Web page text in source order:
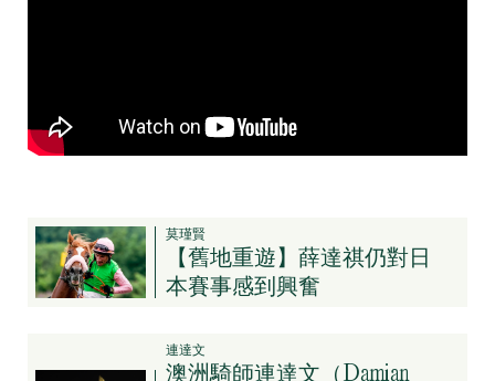
莫瑾賢
【舊地重遊】薛達祺仍對日
本賽事感到興奮
連達文
澳洲騎師連達文（Damian